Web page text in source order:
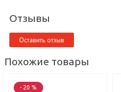
Отзывы
Оставить отзыв
Похожие товары
- 20 %